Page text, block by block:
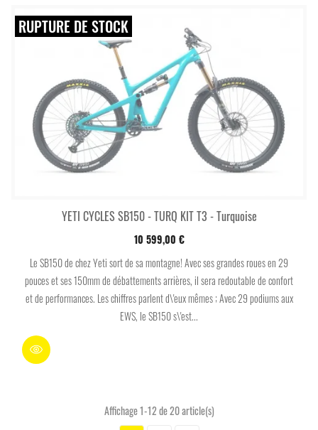
RUPTURE DE STOCK
YETI CYCLES SB150 - TURQ KIT T3 - Turquoise
10 599,00 €
Le SB150 de chez Yeti sort de sa montagne! Avec ses grandes roues en 29
pouces et ses 150mm de débattements arrières, il sera redoutable de confort
et de performances. Les chiffres parlent d\'eux mêmes ; Avec 29 podiums aux
EWS, le SB150 s\'est...
Affichage 1-12 de 20 article(s)